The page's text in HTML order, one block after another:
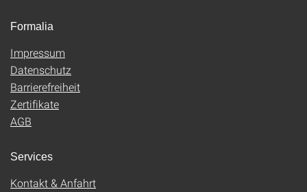
Formalia
Impressum
Datenschutz
Barrierefreiheit
Zertifikate
AGB
Services
Kontakt & Anfahrt